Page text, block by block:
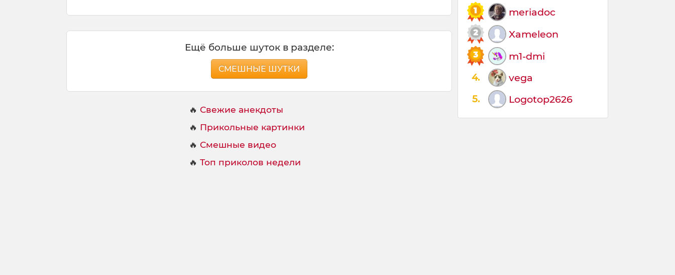
Ещё больше шуток в разделе:
СМЕШНЫЕ ШУТКИ
🔥 Свежие анекдоты
🔥 Прикольные картинки
🔥 Смешные видео
🔥 Топ приколов недели
meriadoc
Xameleon
m1-dmi
4. vega
5. Logotop2626